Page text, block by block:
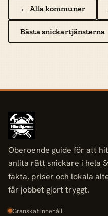
← Alla kommuner
Bästa
Oberoende guide för att
anlita rätt snickare i hela
fakta, priser och lokala
får jobbet gjort tryggt.
Granskat innehåll